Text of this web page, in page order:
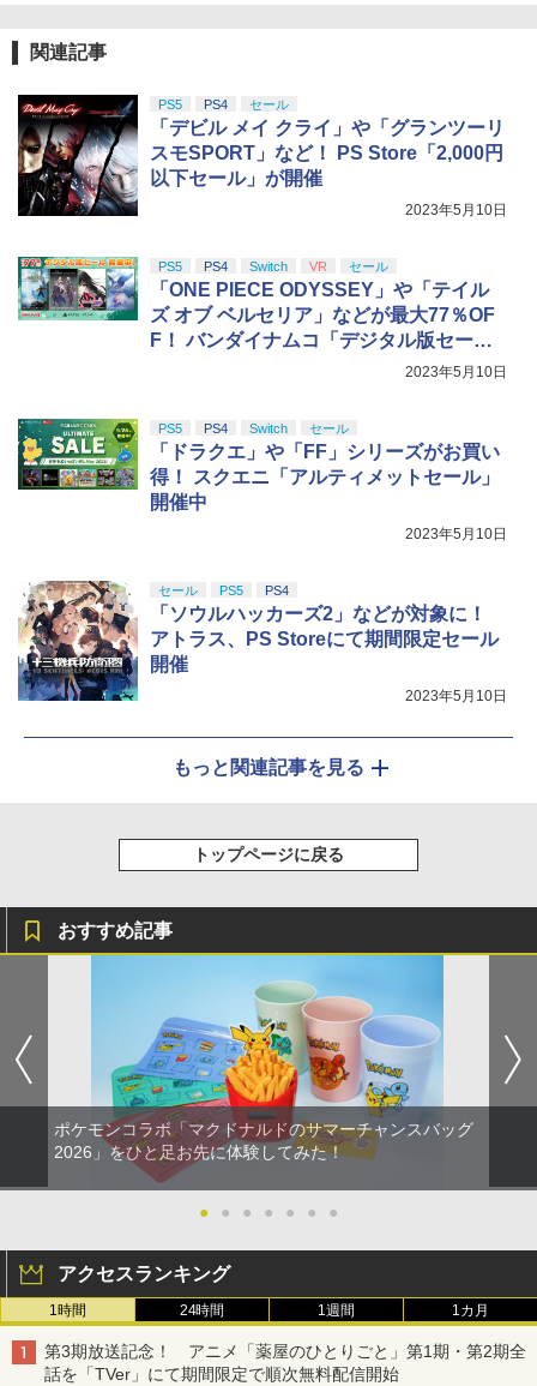
関連記事
PS5 PS4 セール
「デビル メイ クライ」や「グランツーリ
スモSPORT」など！ PS Store「2,000円
以下セール」が開催
2023年5月10日
PS5 PS4 Switch VR セール
「ONE PIECE ODYSSEY」や「テイル
ズ オブ ベルセリア」などが最大77％OF
F！ バンダイナムコ「デジタル版セー
2023年5月10日
PS5 PS4 Switch セール
「ドラクエ」や「FF」シリーズがお買い
得！ スクエニ「アルティメットセール」
開催中
2023年5月10日
セール PS5 PS4
「ソウルハッカーズ2」などが対象に！
アトラス、PS Storeにて期間限定セール
開催
2023年5月10日
もっと関連記事を見る
トップページに戻る
おすすめ記事
ポケモンコラボ「マクドナルドのサマーチャンスバッグ
2026」をひと足お先に体験してみた！
● ● ● ● ● ● ●
アクセスランキング
1時間 24時間 1週間 1カ月
第3期放送記念！ アニメ「薬屋のひとりごと」第1期・第2期全
話を「TVer」にて期間限定で順次無料配信開始